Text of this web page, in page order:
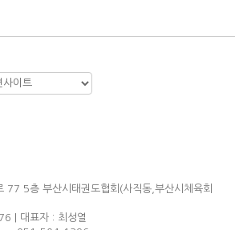
77 5층 부산시태권도협회(사직동,부산시체육회
| 대표자 : 최성열